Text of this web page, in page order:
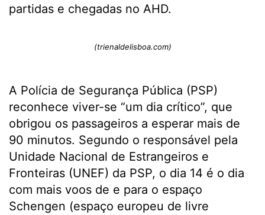
partidas e chegadas no AHD.
(trienaldelisboa.com)
A Polícia de Segurança Pública (PSP)
reconhece viver-se “um dia crítico”, que
obrigou os passageiros a esperar mais de
90 minutos. Segundo o responsável pela
Unidade Nacional de Estrangeiros e
Fronteiras (UNEF) da PSP, o dia 14 é o dia
com mais voos de e para o espaço
Schengen (espaço europeu de livre